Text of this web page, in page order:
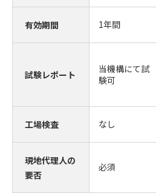
有効期間 1年間
試験レポート
当機構にて試
験可
工場検査 なし
現地代理人の
要否
必須